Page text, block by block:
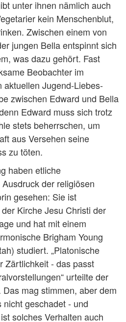
unter ihnen nämlich auch
kein Menschenblut,
Zwischen einem von
jungen Bella entspinnt sich
was dazu gehört. Fast
Beobachter im
aktuellen Jugend-Liebes-
zwischen Edward und Bella
Edward muss sich trotz
stets beherrschen, um
aus Versehen seine
zu töten.
haben etliche
der religiösen
gesehen: Sie ist
Kirche Jesu Christi der
und hat mit einem
Brigham Young
studiert. „Platonische
Zärtlichkeit - das passt
urteilte der
mag stimmen, aber dem
geschadet - und
solches Verhalten auch